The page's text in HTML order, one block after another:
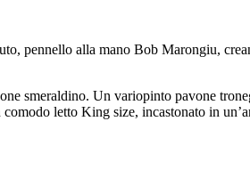
pennello alla mano Bob Marongiu,
smeraldino. Un variopinto pavone
letto King size, incastonato in